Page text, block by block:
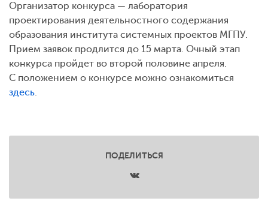
Организатор конкурса — лаборатория
проектирования деятельностного содержания
образования института системных проектов МГПУ.
Прием заявок продлится до 15 марта. Очный этап
конкурса пройдет во второй половине апреля.
С положением о конкурсе можно ознакомиться
здесь.
ПОДЕЛИТЬСЯ